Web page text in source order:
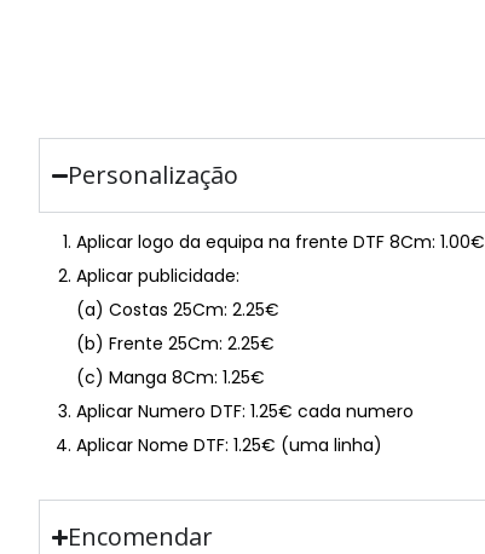
Personalização
Aplicar logo da equipa na frente DTF 8Cm: 1.00€
Aplicar publicidade:
(a) Costas 25Cm: 2.25€
(b) Frente 25Cm: 2.25€
(c) Manga 8Cm: 1.25€
Aplicar Numero DTF: 1.25€ cada numero
Aplicar Nome DTF: 1.25€ (uma linha)
Encomendar